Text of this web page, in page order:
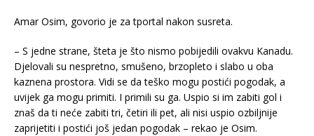
Amar Osim, govorio je za tportal nakon susreta.
– S jedne strane, šteta je što nismo pobijedili ovakvu Kanadu.
Djelovali su nespretno, smušeno, brzopleto i slabo u oba
kaznena prostora. Vidi se da teško mogu postići pogodak, a
uvijek ga mogu primiti. I primili su ga. Uspio si im zabiti gol i
znaš da ti neće zabiti tri, četiri ili pet, ali nisi uspio ozbiljnije
zaprijetiti i postići još jedan pogodak – rekao je Osim.